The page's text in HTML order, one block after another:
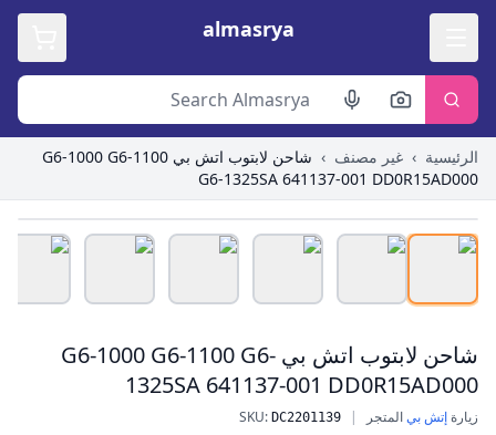
almasrya
الرئيسية › غير مصنف ›
شاحن لابتوب اتش بي G6-1000 G6-1100
G6-1325SA 641137-001 DD0R15AD000
Roll over image to zoom in
شاحن لابتوب اتش بي G6-1000 G6-1100 G6-
1325SA 641137-001 DD0R15AD000
شاحن لابتوب اتش بي G6-1000 G6-1100 G6-1325SA 641137-001 DD0R15AD000
زيارةإتش بيالمتجر |
SKU: DC2201139